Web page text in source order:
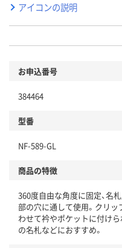
アイコンの説明
お申込番号
384464
型番
NF-589-GL
商品の特徴
360度自由な角度に固定、名
部の穴に通して使用。クリ
わせて衿やポケットに付け
の名札などにおすすめ。